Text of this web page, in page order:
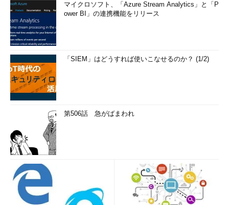
マイクロソフト、「Azure Stream Analytics」と「P
ower BI」の連携機能をリリース
「SIEM」はどうすれば使いこなせるのか？ (1/2)
第506話 急がばまわれ